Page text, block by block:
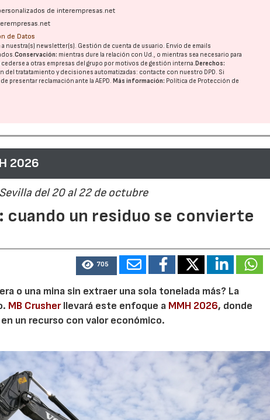
de interempresas.net
de Datos
nuestra(s) newsletter(s). Gestión de cuenta de usuario. Envío de emails
Conservación: mientras dure la relación con Ud., o mientras sea necesario para
a otras empresas del grupo por motivos de gestión interna. Derechos:
tratatamiento y decisiones automatizadas: contacte con nuestro DPD. Si
presentar reclamación ante laAEPD. Más información: Política de Protección de
2026
del 20 al 22 de octubre
cuando un residuo se convierte
705
o una mina sin extraer una sola tonelada más? La
MB Crusherllevará este enfoque a MMH 2026, donde
un recurso con valor económico.